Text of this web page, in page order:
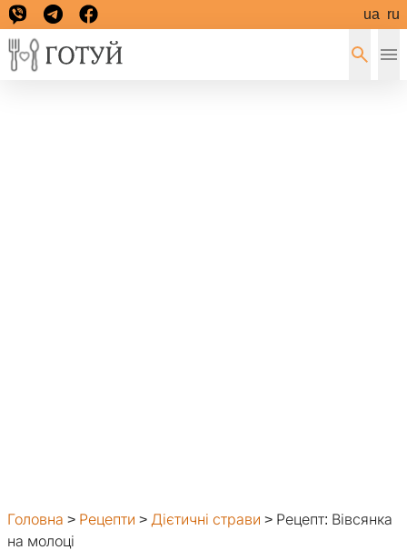
ua ru
Головна > Рецепти > Дієтичні страви > Рецепт: Вівсянка
на молоці